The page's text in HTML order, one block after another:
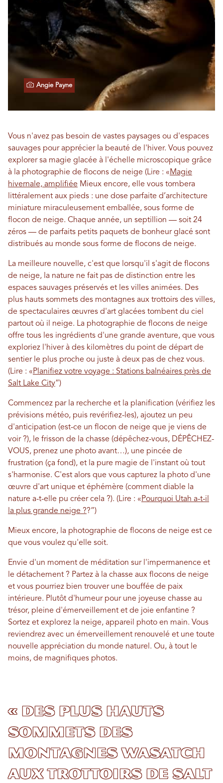
Angie Payne
Vous n'avez pas besoin de vastes paysages ou d'espaces
sauvages pour apprécier la beauté de l'hiver. Vous pouvez
explorer sa magie glacée à l'échelle microscopique grâce
à la photographie de flocons de neige (Lire : « Magie
hivernale, amplifiée Mieux encore, elle vous tombera
littéralement aux pieds : une dose parfaite d’architecture
miniature miraculeusement emballée, sous forme de
flocon de neige. Chaque année, un septillion — soit 24
zéros — de parfaits petits paquets de bonheur glacé sont
distribués au monde sous forme de flocons de neige.
La meilleure nouvelle, c'est que lorsqu'il s'agit de flocons
de neige, la nature ne fait pas de distinction entre les
espaces sauvages préservés et les villes animées. Des
plus hauts sommets des montagnes aux trottoirs des villes,
de spectaculaires œuvres d'art glacées tombent du ciel
partout où il neige. La photographie de flocons de neige
offre tous les ingrédients d'une grande aventure, que vous
exploriez l'hiver à des kilomètres du point de départ de
sentier le plus proche ou juste à deux pas de chez vous.
(Lire : «Planifiez votre voyage : Stations balnéaires près de
Salt Lake City”)
Commencez par la recherche et la planification (vérifiez les
prévisions météo, puis revérifiez-les), ajoutez un peu
d'anticipation (est-ce un flocon de neige que je viens de
voir ?), le frisson de la chasse (dépêchez-vous, DÉPÊCHEZ-
VOUS, prenez une photo avant…), une pincée de
frustration (ça fond), et la pure magie de l'instant où tout
s'harmonise. C'est alors que vous capturez la photo d'une
œuvre d'art unique et éphémère (comment diable la
nature a-t-elle pu créer cela ?). (Lire : «Pourquoi Utah a-t-il
la plus grande neige ??”)
Mieux encore, la photographie de flocons de neige est ce
que vous voulez qu'elle soit.
Envie d'un moment de méditation sur l'impermanence et
le détachement ? Partez à la chasse aux flocons de neige
et vous pourriez bien trouver une bouffée de paix
intérieure. Plutôt d'humeur pour une joyeuse chasse au
trésor, pleine d'émerveillement et de joie enfantine ?
Sortez et explorez la neige, appareil photo en main. Vous
reviendrez avec un émerveillement renouvelé et une toute
nouvelle appréciation du monde naturel. Ou, à tout le
moins, de magnifiques photos.
« Des plus hauts
sommets des
montagnes Wasatch
aux trottoirs de Salt